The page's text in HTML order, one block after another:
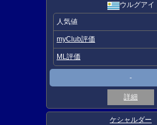
ウルグアイ
人気値
myClub評価
ML評価
-
詳細
ケシャルダー